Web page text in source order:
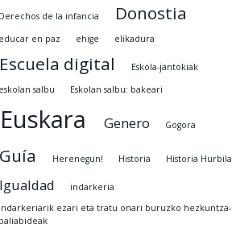
de la infancia Donostia
en paz ehige elikadura
Escuela digital
Eskola-jantokiak
salbu
Eskolan salbu: bakeari
Euskara Genero Gogora
Guía Herenegun! Historia Historia Hurbila
indarkeria
ezari eta tratu onari buruzko hezkuntza-